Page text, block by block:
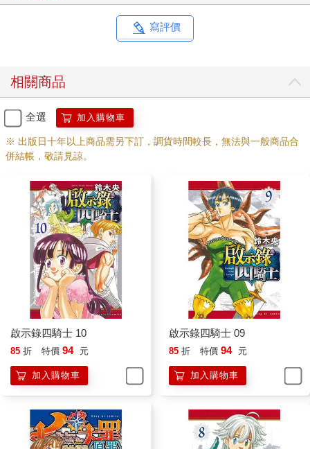
寫評價
相關商品
全選 加入購物車
※ 出版日十年以上商品需另下訂，調貨時間較長，無法與一般商品合
併結帳，敬請見諒。
啟示錄四騎士 10
85 折 特價 94 元
加入購物車
啟示錄四騎士 09
85 折 特價 94 元
加入購物車